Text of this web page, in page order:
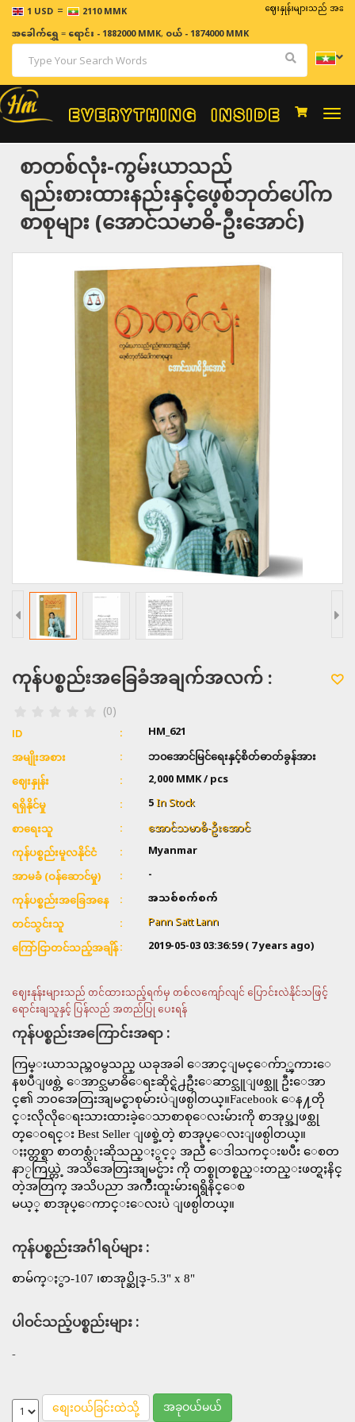
1 USD = 2110 MMK ဈေးနှုန်းများသည် အချိန်နှင့်
အခေါက်ရွှေ=ရောင်း - 1882000 MMK, ဝယ် - 1874000 MMK
စာတစ်လုံး-ကွမ်းယာသည်
ရည်းစားထားနည်းနှင့်ဖေ့စ်ဘုတ်ပေါ်က
စာစုများ (အောင်သမာဓိ-ဦးအောင်)
ကုန်ပစ္စည်းအခြေခံအချက်အလက် :
(0)
ID HM_621
အမျိုးအစား
ဘ၀အောင်မြင်ရေးနှင့်စိတ်ဓာတ်ခွန်အား
ဈေးနှုန်း
2,000MMK / pcs
ရရှိနိုင်မှု 5In Stock
စာရေးသူ
အောင်သမာဓိ-ဦးအောင်
ကုန်ပစ္စည်းမူလနိုင်ငံ
Myanmar
အာမခံ (ဝန်ဆောင်မှု) -
ကုန်ပစ္စည်းအခြေအနေ အသစ်စက်စက်
တင်သွင်းသူ Pann Satt Lann
ကြော်ငြာတင်သည့်အချိန် 2019-05-03 03:36:59( 7 years ago)
ဈေးနုန်းများသည် တင်ထားသည့်ရက်မှ တစ်လကျော်လျင် ပြောင်းလဲနိုင်သဖြင့်
ရောင်းချသူနှင့် ပြန်လည် အတည်ပြု ပေးရန်
ကုန်ပစ္စည်းအကြောင်းအရာ :
ကြမ္းယာသည္ဘ၀မွသည္ ယခုအခါ ေအာင္ျမင္ေက်ာ္ၾကားေ
နၿပီျဖစ္တဲ့ ေအာင္သမာဓိေရႊဆိုင္ရဲ႕ဦးေဆာင္သူျဖစ္သူ ဦးေအာ
င္၏ ဘ၀အေတြးအျမင္စာစုမ်ားပဲျဖစ္ပါတယ္။Facebook ေန႔တို
င္းလိုလိုေရးသားထားခဲ့ေသာစာစုေလးမ်ားကို စာအုပ္အျဖစ္ထု
တ္ေ၀ရင္း Best Seller ျဖစ္ခဲ့တဲ့ စာအုပ္ေလးျဖစ္ပါတယ္။
ႏႈတ္တစ္ရာ စာတစ္လံုးဆိုသည္ႏွင့္ အညီ ေဒါသကင္းၿပီး ေစတ
နာႂကြယ္တဲ့ အသိအေတြးအျမင္မ်ား ကို တစ္စုတစ္စည္းတည္းဖတ္ရႈနိင္
တဲ့အတြက္ အသိပညာ အက်ိဳးထူးမ်ားရရွိနိင္ေစ
မယ့္ စာအုပ္ေကာင္းေလးပဲ ျဖစ္ပါတယ္။
ကုန်ပစ္စည်းအင်္ဂါရပ်များ :
စာမ်က္ႏွာ-107 ၊စာအုပ္ဆိုဒ္-5.3" x 8"
ပါဝင်သည့်ပစ္စည်းများ :
-
စျေးဝယ်ခြင်းထဲသို့ အခုဝယ်မယ်